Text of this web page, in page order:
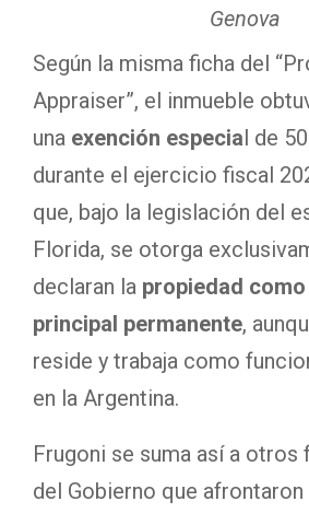
Genova
Según la misma ficha del
Appraiser”, el inmueble
una exención especial de
durante el ejercicio fiscal
que, bajo la legislación del
Florida, se otorga
declaran la propiedad
principal permanente,
reside y trabaja como
en la Argentina.
Frugoni se suma así a otros
del Gobierno que afrontaron